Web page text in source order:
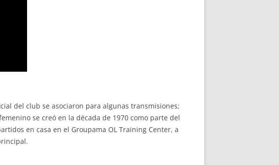
del club se asociaron para algunas transmisiones;
se creó en la década de 1970 como parte del
en casa en el Groupama OL Training Center, a